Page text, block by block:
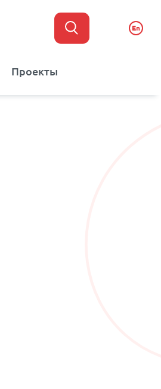
En
Проекты